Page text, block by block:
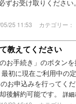
ずお受け取りください
25 11:53
カテゴリー：
教えてください
お手続き」のボタン
初に現在ご利用中の
お申込みを行ってく
後解約可能です。
詳細